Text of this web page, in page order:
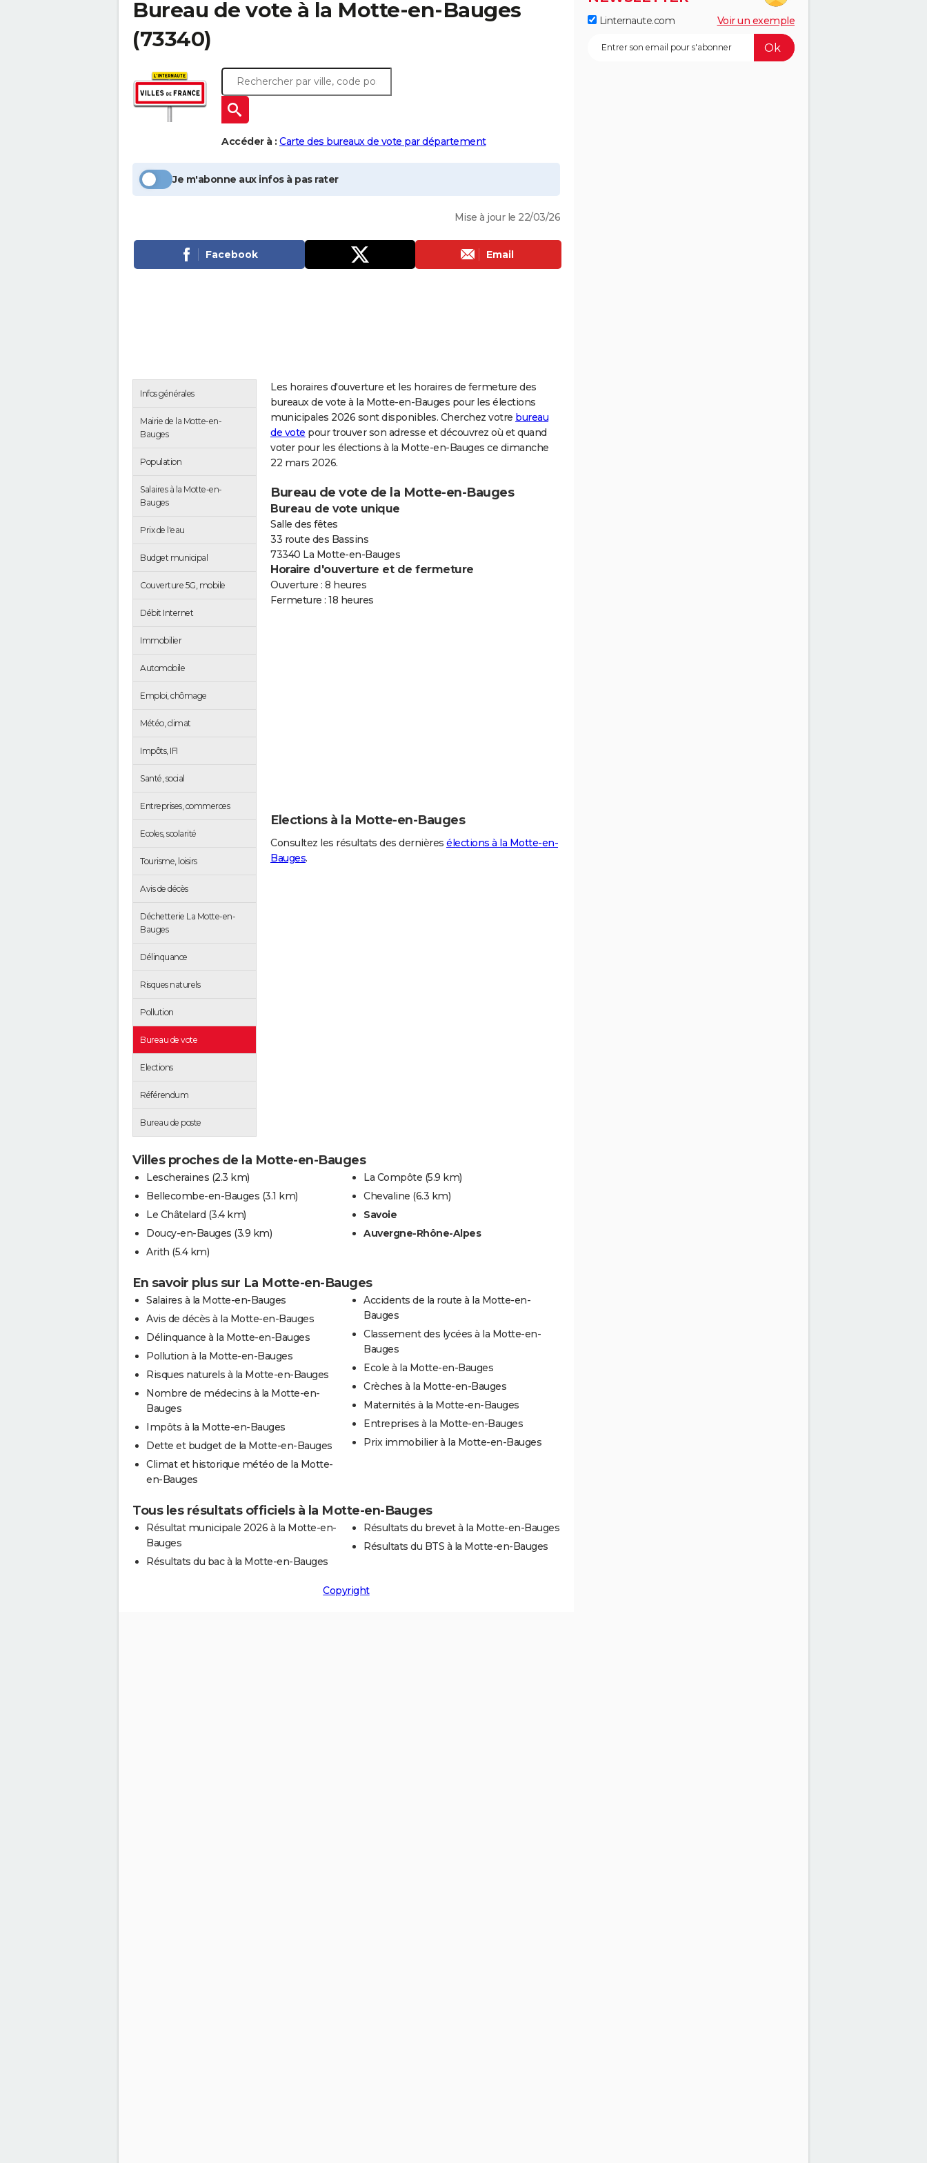
Bureau de vote à la Motte-en-Bauges
(73340)
Accéder à : Carte des bureaux de vote par département
Je m'abonne aux infos à pas rater
Mise à jour le 22/03/26
Facebook Email
Infos générales
Mairie de la Motte-en-
Bauges
Population
Salaires à la Motte-en-
Bauges
Prix de l'eau
Budget municipal
Couverture 5G, mobile
Débit Internet
Immobilier
Automobile
Emploi, chômage
Météo, climat
Impôts, IFI
Santé, social
Entreprises, commerces
Ecoles, scolarité
Tourisme, loisirs
Avis de décès
Déchetterie La Motte-en-
Bauges
Délinquance
Risques naturels
Pollution
Bureau de vote
Elections
Référendum
Bureau de poste
Les horaires d'ouverture et les horaires de fermeture des
bureaux de vote à la Motte-en-Bauges pour les élections
municipales 2026 sont disponibles. Cherchez votre bureau
de vote pour trouver son adresse et découvrez où et quand
voter pour les élections à la Motte-en-Bauges ce dimanche
22 mars 2026.
Bureau de vote de la Motte-en-Bauges
Bureau de vote unique
Salle des fêtes
33 route des Bassins
73340 La Motte-en-Bauges
Horaire d'ouverture et de fermeture
Ouverture : 8 heures
Fermeture : 18 heures
Elections à la Motte-en-Bauges
Consultez les résultats des dernières élections à la Motte-en-
Bauges.
Villes proches de la Motte-en-Bauges
Lescheraines (2.3 km)
Bellecombe-en-Bauges (3.1 km)
Le Châtelard (3.4 km)
Doucy-en-Bauges (3.9 km)
Arith (5.4 km)
La Compôte (5.9 km)
Chevaline (6.3 km)
Savoie
Auvergne-Rhône-Alpes
En savoir plus sur La Motte-en-Bauges
Salaires à la Motte-en-Bauges
Avis de décès à la Motte-en-Bauges
Délinquance à la Motte-en-Bauges
Pollution à la Motte-en-Bauges
Risques naturels à la Motte-en-Bauges
Nombre de médecins à la Motte-en-
Bauges
Impôts à la Motte-en-Bauges
Dette et budget de la Motte-en-Bauges
Climat et historique météo de la Motte-
en-Bauges
Accidents de la route à la Motte-en-
Bauges
Classement des lycées à la Motte-en-
Bauges
Ecole à la Motte-en-Bauges
Crèches à la Motte-en-Bauges
Maternités à la Motte-en-Bauges
Entreprises à la Motte-en-Bauges
Prix immobilier à la Motte-en-Bauges
Tous les résultats officiels à la Motte-en-Bauges
Résultat municipale 2026 à la Motte-en-
Bauges
Résultats du bac à la Motte-en-Bauges
Résultats du brevet à la Motte-en-Bauges
Résultats du BTS à la Motte-en-Bauges
Copyright
Linternaute.com Voir un exemple